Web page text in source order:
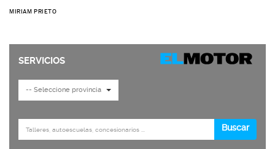
MIRIAM PRIETO